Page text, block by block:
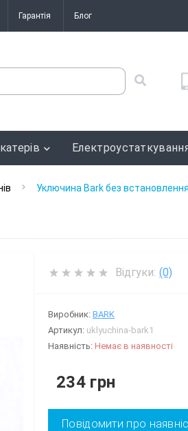
Гарантія Блог
Уключина Bark без
Відгуки: (0)
Виробник: BARK
Артикул: uklyuchina-bark1
Наявність: Немає в наявності
234 грн
Повідомити про